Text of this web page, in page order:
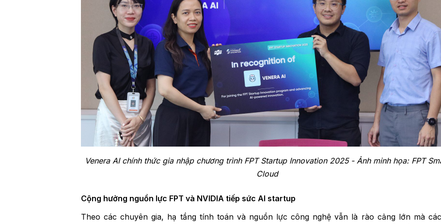
Venera AI chính thức gia nhập chương trình FPT Startup Innovation 2025 - Ảnh minh họa: FPT
Cloud
Cộng hưởng nguồn lực FPT và NVIDIA tiếp sức AI startup
Theo các chuyên gia, hạ tầng tính toán và nguồn lực công nghệ vẫn là rào cảng lớn mà